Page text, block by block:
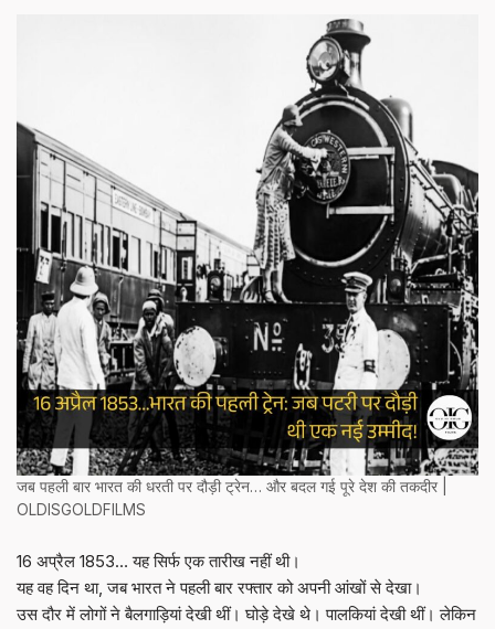
जब पहली बार भारत की धरती पर दौड़ी ट्रेन… और बदल गई पूरे देश की तकदीर |
OLDISGOLDFILMS
16 अप्रैल 1853… यह सिर्फ एक तारीख नहीं थी।
यह वह दिन था, जब भारत ने पहली बार रफ्तार को अपनी आंखों से देखा।
उस दौर में लोगों ने बैलगाड़ियां देखी थीं। घोड़े देखे थे। पालकियां देखी थीं। लेकिन